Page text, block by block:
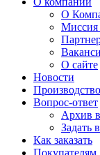
О
Миссия
О сайте
Новости
Производство
Вопрос-ответ
Архив
Задать
Как заказать